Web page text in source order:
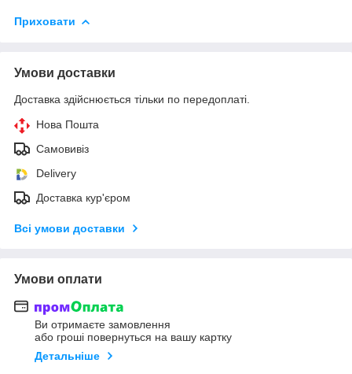
Приховати
Умови доставки
Доставка здійснюється тільки по передоплаті.
Нова Пошта
Самовивіз
Delivery
Доставка кур'єром
Всі умови доставки
Умови оплати
Ви отримаєте замовлення
або гроші повернуться на вашу картку
Детальніше